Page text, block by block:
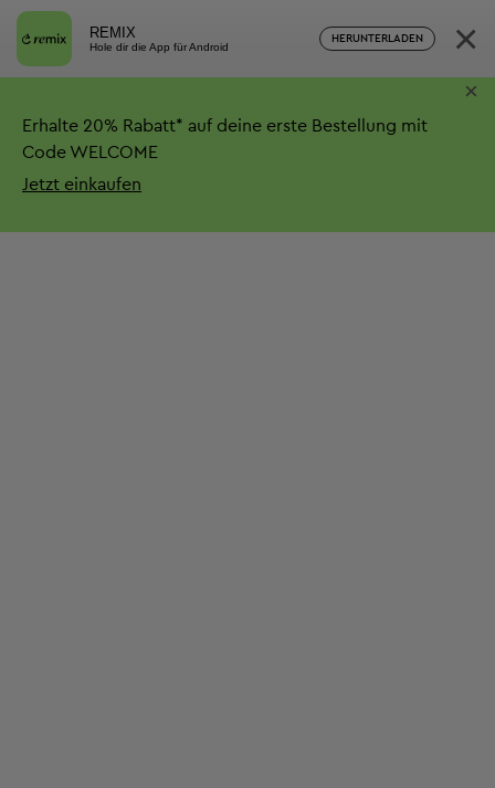
REMIX
Hole dir die App für Android
HERUNTERLADEN ×
Erhalte 20% Rabatt* auf deine erste Bestellung mit
Code WELCOME
Jetzt einkaufen
×